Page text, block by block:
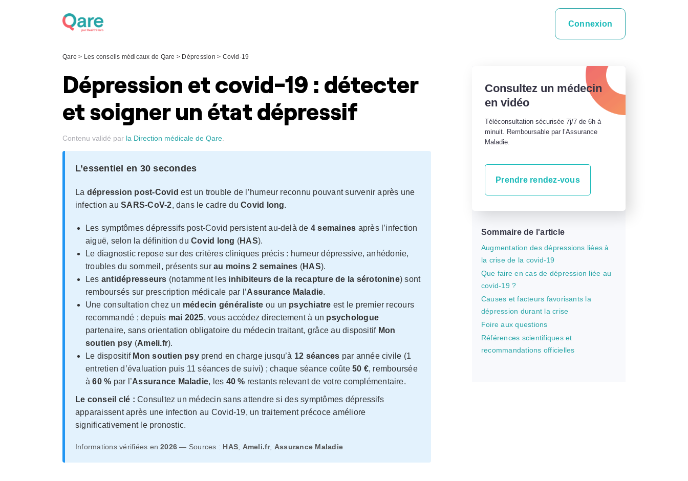
Connexion
Qare > Les conseils médicaux de Qare > Dépression > Covid-19
Dépression et covid-19 : détecter
et soigner un état dépressif
Contenu validé par la Direction médicale de Qare.
L’essentiel en 30 secondes
La dépression post-Covid est un trouble de l’humeur reconnu pouvant survenir après une
infection auSARS-CoV-2, dans le cadre duCovid long.
Les symptômes dépressifs post-Covid persistent au-delà de 4 semaines après l’infection
aiguë, selon la définition duCovid long (HAS).
Le diagnostic repose sur des critères cliniques précis : humeur dépressive, anhédonie,
troubles du sommeil, présents surau moins 2 semaines (HAS).
Les antidépresseurs (notamment les inhibiteurs de la recapture de la sérotonine) sont
remboursés sur prescription médicale par l’Assurance Maladie.
Une consultation chez un médecin généraliste ou un psychiatre est le premier recours
recommandé ; depuis mai 2025, vous accédez directement à un psychologue
partenaire, sans orientation obligatoire du médecin traitant, grâce au dispositif Mon
soutien psy (Ameli.fr).
Le dispositif Mon soutien psyprend en charge jusqu’à 12 séances par année civile (1
entretien d’évaluation puis 11 séances de suivi) ; chaque séance coûte50 €, remboursée
à60 % par l’Assurance Maladie, les 40 % restants relevant de votre complémentaire.
Le conseil clé : Consultez un médecin sans attendre si des symptômes dépressifs
apparaissent après une infection au Covid-19, un traitement précoce améliore
significativement le pronostic.
Informations vérifiées en2026 — Sources : HAS, Ameli.fr, Assurance Maladie
Consultez un médecin
en vidéo
Téléconsultation sécurisée 7j/7 de 6h à
minuit. Remboursable par l’Assurance
Maladie.
Prendre rendez-vous
Sommaire de l'article
Augmentation des dépressions liées à
la crise de la covid-19
Que faire en cas de dépression liée au
covid-19 ?
Causes et facteurs favorisants la
dépression durant la crise
Foire aux questions
Références scientifiques et
recommandations officielles